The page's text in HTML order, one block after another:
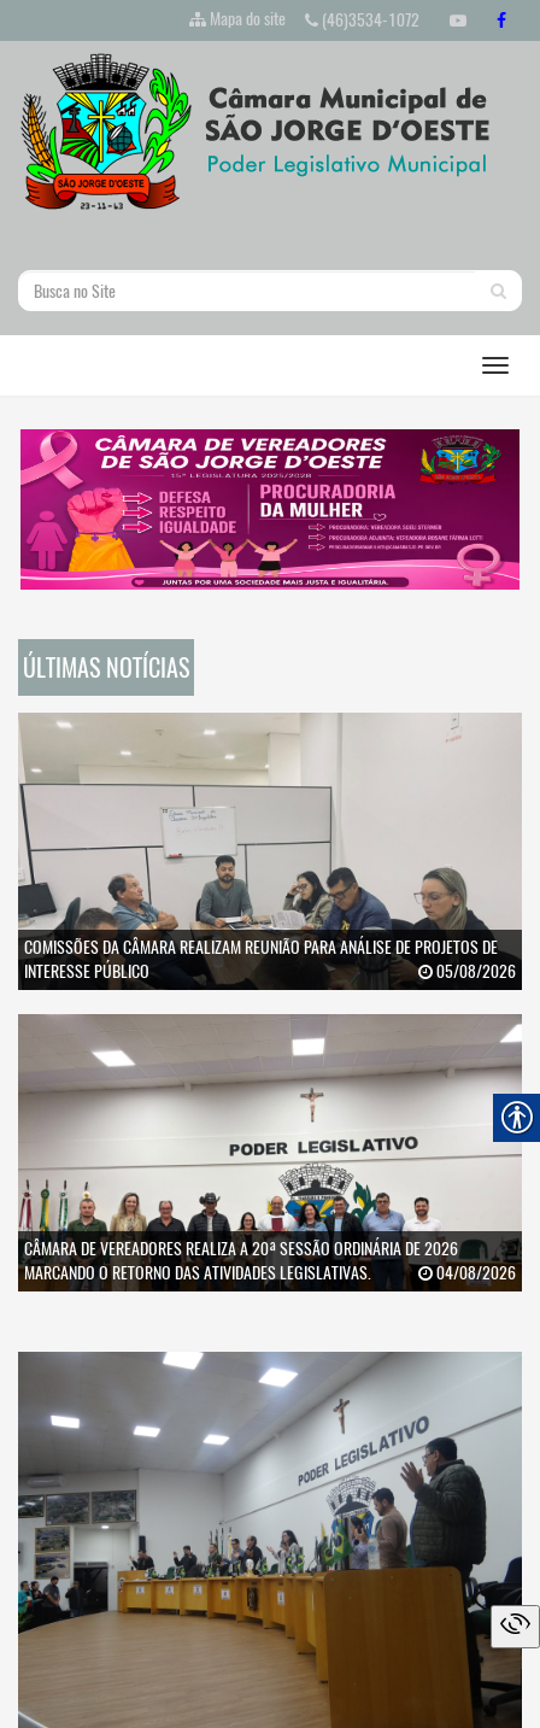
Mapa do site (46)3534-1072
ÚLTIMAS NOTÍCIAS
COMISSÕES DA CÂMARA REALIZAM REUNIÃO PARA ANÁLISE DE PROJETOS DE
INTERESSE PÚBLICO
05/08/2026
CÂMARA DE VEREADORES REALIZA A 20ª SESSÃO ORDINÁRIA DE 2026
MARCANDO O RETORNO DAS ATIVIDADES LEGISLATIVAS.
04/08/2026